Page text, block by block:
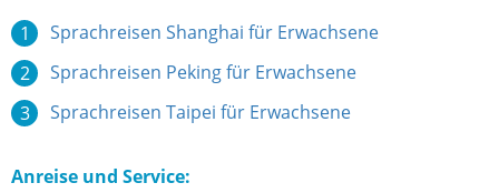
Sprachreisen Shanghai für Erwachsene
Sprachreisen Peking für Erwachsene
Sprachreisen Taipei für Erwachsene
Anreise und Service: